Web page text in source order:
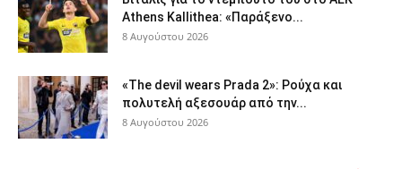
Athens Kallithea: «Παράξενο...
8 Αυγούστου 2026
«The devil wears Prada 2»: Ρούχα και
πολυτελή αξεσουάρ από την...
8 Αυγούστου 2026